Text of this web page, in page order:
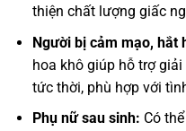
thiện chất lượng giấc
Người bị cảm mạo, hắt
hoa khô giúp hỗ trợ
tức thời, phù hợp với
Phụ nữ sau sinh: Có